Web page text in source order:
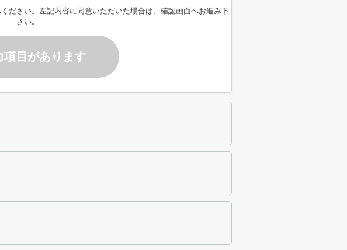
ださい。左記内容に同意いただいた場合は、確認画面へお進み下
さい。
項目があります